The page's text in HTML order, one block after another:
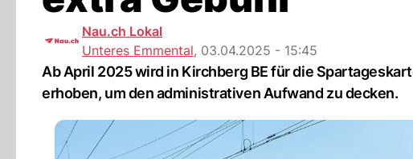
Nau.ch Lokal
Unteres Emmental, 03.04.2025 - 15:45
Ab April 2025 wird in Kirchberg BE für die
erhoben, um den administrativen Aufwand zu decken.